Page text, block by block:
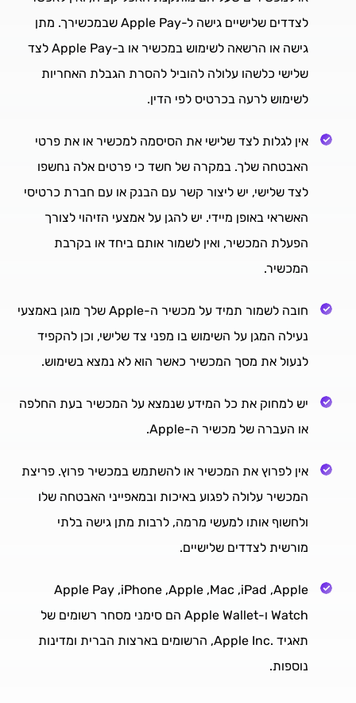
לצדדים שלישיים גישה ל-Apple Pay שבמכשירך. מתן
גישה או הרשאה לשימוש במכשיר או ב-Apple Pay לצד
שלישי כלשהו עלולה להוביל להסרת הגבלת האחריות
לשימוש לרעה בכרטיס לפי הדין.
אין לגלות לצד שלישי את הסיסמה למכשיר או את פרטי
האבטחה שלך. במקרה של חשד כי פרטים אלה נחשפו
לצד שלישי, יש ליצור קשר עם הבנק או עם חברת כרטיסי
האשראי באופן מיידי. יש להגן על אמצעי הזיהוי לצורך
הפעלת המכשיר, ואין לשמור אותם ביחד או בקרבת
המכשיר.
חובה לשמור תמיד על מכשיר ה-Apple שלך מוגן באמצעי
נעילה המגן על השימוש בו מפני צד שלישי, וכן להקפיד
לנעול את מסך המכשיר כאשר הוא לא נמצא בשימוש.
יש למחוק את כל המידע שנמצא על המכשיר בעת החלפה
או העברה של מכשיר ה-Apple.
אין לפרוץ את המכשיר או להשתמש במכשיר פרוץ. פריצת
המכשיר עלולה לפגוע באיכות ובמאפייני האבטחה שלו
ולחשוף אותו למעשי מרמה, לרבות מתן גישה בלתי
מורשית לצדדים שלישיים.
Apple Pay ,iPhone ,Apple ,Mac ,iPad ,Apple
Watch ו-Apple Wallet הם סימני מסחר רשומים של
תאגיד .Apple Inc, הרשומים בארצות הברית ומדינות
נוספות.